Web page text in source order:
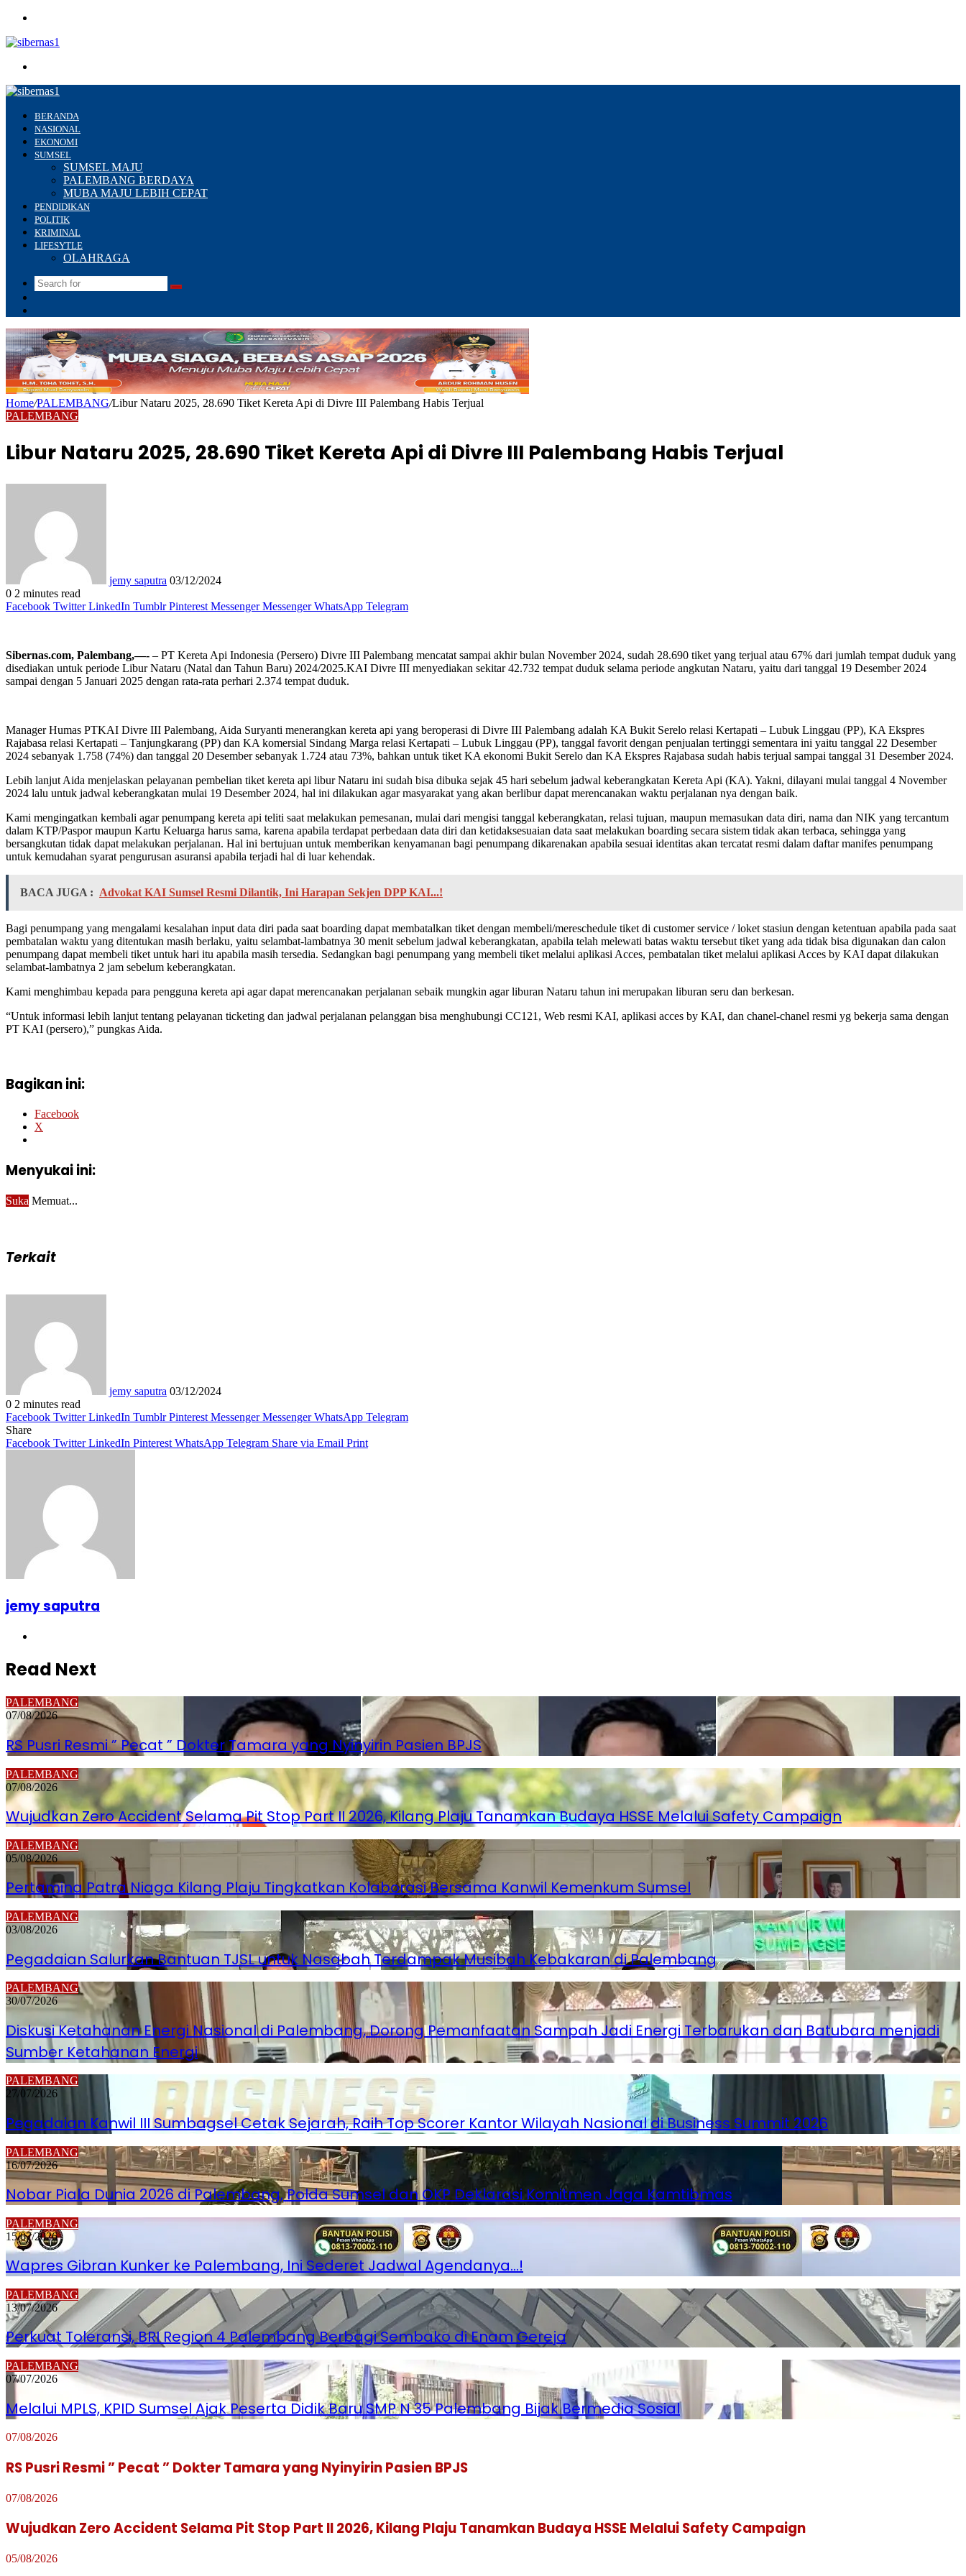
BERANDA
NASIONAL
EKONOMI
SUMSEL
SUMSEL MAJU
PALEMBANG BERDAYA
MUBA MAJU LEBIH CEPAT
PENDIDIKAN
POLITIK
KRIMINAL
LIFESYTLE
OLAHRAGA
Search
Home/PALEMBANG/Libur Nataru 2025, 28.690 Tiket Kereta Api di Divre III Palembang Habis Terjual
PALEMBANG
Libur Nataru 2025, 28.690 Tiket Kereta Api di Divre III Palembang Habis Terjual
jemy saputra 03/12/2024
0 2 minutes read
Facebook Twitter LinkedIn Tumblr Pinterest Messenger Messenger WhatsApp Telegram
Sibernas.com, Palembang,—- – PT Kereta Api Indonesia (Persero) Divre III Palembang mencatat sampai akhir bulan November 2024, sudah 28.690 tiket yang terjual atau 67% dari jumlah tempat duduk yang
disediakan untuk periode Libur Nataru (Natal dan Tahun Baru) 2024/2025.KAI Divre III menyediakan sekitar 42.732 tempat duduk selama periode angkutan Nataru, yaitu dari tanggal 19 Desember 2024
sampai dengan 5 Januari 2025 dengan rata-rata perhari 2.374 tempat duduk.
Manager Humas PTKAI Divre III Palembang, Aida Suryanti menerangkan kereta api yang beroperasi di Divre III Palembang adalah KA Bukit Serelo relasi Kertapati – Lubuk Linggau (PP), KA Ekspres
Rajabasa relasi Kertapati – Tanjungkarang (PP) dan KA komersial Sindang Marga relasi Kertapati – Lubuk Linggau (PP), tanggal favorit dengan penjualan tertinggi sementara ini yaitu tanggal 22 Desember
2024 sebanyak 1.758 (74%) dan tanggal 20 Desember sebanyak 1.724 atau 73%, bahkan untuk tiket KA ekonomi Bukit Serelo dan KA Ekspres Rajabasa sudah habis terjual sampai tanggal 31 Desember 2024.
Lebih lanjut Aida menjelaskan pelayanan pembelian tiket kereta api libur Nataru ini sudah bisa dibuka sejak 45 hari sebelum jadwal keberangkatan Kereta Api (KA). Yakni, dilayani mulai tanggal 4 November
2024 lalu untuk jadwal keberangkatan mulai 19 Desember 2024, hal ini dilakukan agar masyarakat yang akan berlibur dapat merencanakan waktu perjalanan nya dengan baik.
Kami mengingatkan kembali agar penumpang kereta api teliti saat melakukan pemesanan, mulai dari mengisi tanggal keberangkatan, relasi tujuan, maupun memasukan data diri, nama dan NIK yang tercantum
dalam KTP/Paspor maupun Kartu Keluarga harus sama, karena apabila terdapat perbedaan data diri dan ketidaksesuaian data saat melakukan boarding secara sistem tidak akan terbaca, sehingga yang
bersangkutan tidak dapat melakukan perjalanan. Hal ini bertujuan untuk memberikan kenyamanan bagi penumpang dikarenakan apabila sesuai identitas akan tercatat resmi dalam daftar manifes penumpang
untuk kemudahan syarat pengurusan asuransi apabila terjadi hal di luar kehendak.
BACA JUGA : Advokat KAI Sumsel Resmi Dilantik, Ini Harapan Sekjen DPP KAI...!
Bagi penumpang yang mengalami kesalahan input data diri pada saat boarding dapat membatalkan tiket dengan membeli/mereschedule tiket di customer service / loket stasiun dengan ketentuan apabila pada saat
pembatalan waktu yang ditentukan masih berlaku, yaitu selambat-lambatnya 30 menit sebelum jadwal keberangkatan, apabila telah melewati batas waktu tersebut tiket yang ada tidak bisa digunakan dan calon
penumpang dapat membeli tiket untuk hari itu apabila masih tersedia. Sedangkan bagi penumpang yang membeli tiket melalui aplikasi Acces, pembatalan tiket melalui aplikasi Acces by KAI dapat dilakukan
selambat-lambatnya 2 jam sebelum keberangkatan.
Kami menghimbau kepada para pengguna kereta api agar dapat merencanakan perjalanan sebaik mungkin agar liburan Nataru tahun ini merupakan liburan seru dan berkesan.
“Untuk informasi lebih lanjut tentang pelayanan ticketing dan jadwal perjalanan pelanggan bisa menghubungi CC121, Web resmi KAI, aplikasi acces by KAI, dan chanel-chanel resmi yg bekerja sama dengan
PT KAI (persero),” pungkas Aida.
Bagikan ini:
Facebook
X
Menyukai ini:
Suka Memuat...
Terkait
jemy saputra 03/12/2024
0 2 minutes read
Facebook Twitter LinkedIn Tumblr Pinterest Messenger Messenger WhatsApp Telegram
Share
Facebook Twitter LinkedIn Pinterest WhatsApp Telegram Share via Email Print
jemy saputra
Read Next
PALEMBANG
07/08/2026
RS Pusri Resmi ” Pecat ” Dokter Tamara yang Nyinyirin Pasien BPJS
PALEMBANG
07/08/2026
Wujudkan Zero Accident Selama Pit Stop Part II 2026, Kilang Plaju Tanamkan Budaya HSSE Melalui Safety Campaign
PALEMBANG
05/08/2026
Pertamina Patra Niaga Kilang Plaju Tingkatkan Kolaborasi Bersama Kanwil Kemenkum Sumsel
PALEMBANG
03/08/2026
Pegadaian Salurkan Bantuan TJSL untuk Nasabah Terdampak Musibah Kebakaran di Palembang
PALEMBANG
30/07/2026
Diskusi Ketahanan Energi Nasional di Palembang, Dorong Pemanfaatan Sampah Jadi Energi Terbarukan dan Batubara menjadi
Sumber Ketahanan Energi
PALEMBANG
27/07/2026
Pegadaian Kanwil III Sumbagsel Cetak Sejarah, Raih Top Scorer Kantor Wilayah Nasional di Business Summit 2026
PALEMBANG
16/07/2026
Nobar Piala Dunia 2026 di Palembang, Polda Sumsel dan OKP Deklarasi Komitmen Jaga Kamtibmas
PALEMBANG
15/07/2026
Wapres Gibran Kunker ke Palembang, Ini Sederet Jadwal Agendanya…!
PALEMBANG
13/07/2026
Perkuat Toleransi, BRI Region 4 Palembang Berbagi Sembako di Enam Gereja
PALEMBANG
07/07/2026
Melalui MPLS, KPID Sumsel Ajak Peserta Didik Baru SMP N 35 Palembang Bijak Bermedia Sosial
07/08/2026
RS Pusri Resmi ” Pecat ” Dokter Tamara yang Nyinyirin Pasien BPJS
07/08/2026
Wujudkan Zero Accident Selama Pit Stop Part II 2026, Kilang Plaju Tanamkan Budaya HSSE Melalui Safety Campaign
05/08/2026